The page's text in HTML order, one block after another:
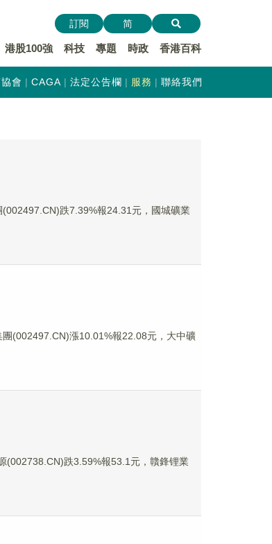
港股100強 科技 專題 時政 香港百科
訂閱 简
會 CAGA 法定公告欄 服務 聯絡我們
跌7.39%報24.31元，國城礦業
(002497.CN)漲10.01%報22.08元，大中礦
(002738.CN)跌3.59%報53.1元，贛鋒锂業